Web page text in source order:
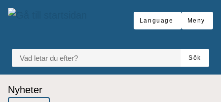
Gå till innehåll
Language Meny
VAD LETAR DU EFTER?
Sök
Du är här:
Nyheter